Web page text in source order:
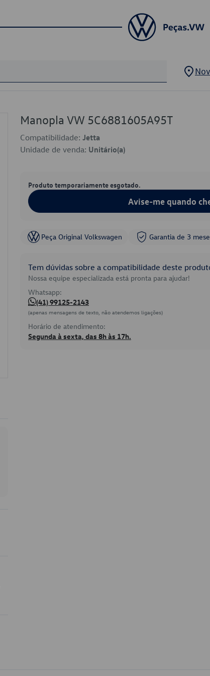
Manopla VW 5C6881605A95T
Compatibilidade: Jetta
Unidade de venda: Unitário(a)
Produto temporariamente esgotado.
Avise-me quando
Peça Original Volkswagen Garantia de 3
Tem dúvidas sobre a compatibilidade deste
Nossa equipe especializada está pronta para ajudar!
Whatsapp:
(41) 99125-2143
(apenas mensagens de texto, não atendemos ligações)
Horário de atendimento:
Segunda à sexta, das 8h às 17h.